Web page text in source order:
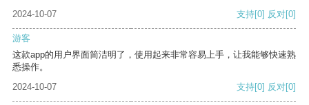
2024-10-07 支持[0] 反对[0]
游客
这款app的用户界面简洁明了，使用起来非常容易上手，让我能够快速熟
悉操作。
2024-10-07
支持[0] 反对[0]